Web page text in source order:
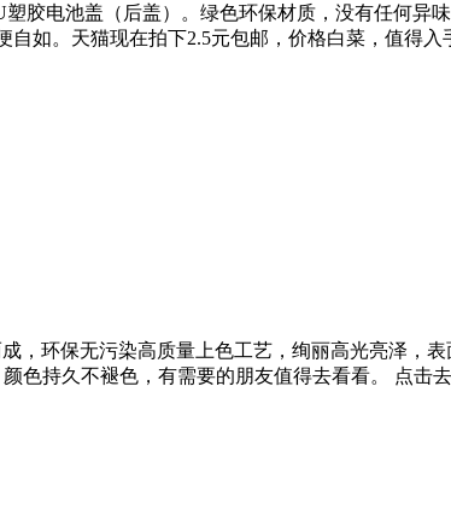
胶电池盖（后盖）。绿色环保材质，没有任何异
如。天猫现在拍下2.5元包邮，价格白菜，值得入
，环保无污染高质量上色工艺，绚丽高光亮泽，
色持久不褪色，有需要的朋友值得去看看。 点击